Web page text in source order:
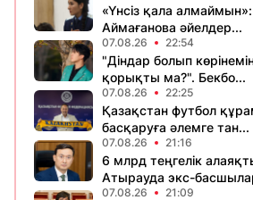
«Үнсіз қала
Аймағанова әйелдер...
07.08.26 22:54
"Діндар болып
қорықты ма?". Бекбо...
07.08.26 22:25
Қазақстан футбол
басқаруға әлемге тан...
07.08.26 21:16
6 млрд теңгелік
Атырауда экс-
07.08.26 21:09